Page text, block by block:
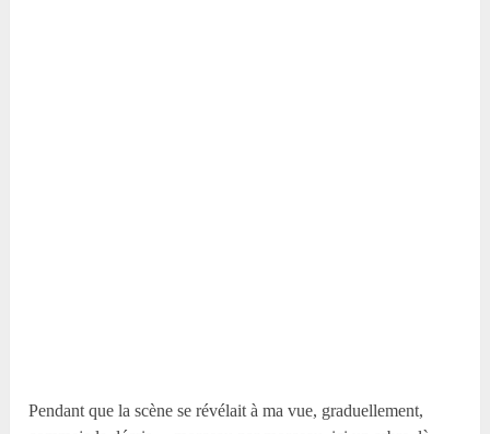
Pendant que la scène se révélait à ma vue, graduellement,